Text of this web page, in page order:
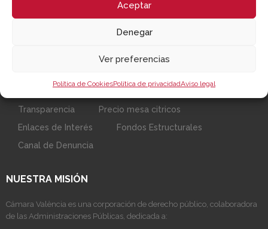
Aceptar
Denegar
Ver preferencias
Política de CookiesPolítica de privacidadAviso legal
Transparencia
Precio mesa citricos
Enlaces de Interés
Fondos Estructurales
Canal de Denuncia
NUESTRA MISIÓN
Cámara València es una corporación de derecho público, colaboradora
de las Administraciones Públicas, dedicada a: